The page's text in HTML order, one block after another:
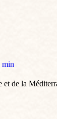
min
et de la